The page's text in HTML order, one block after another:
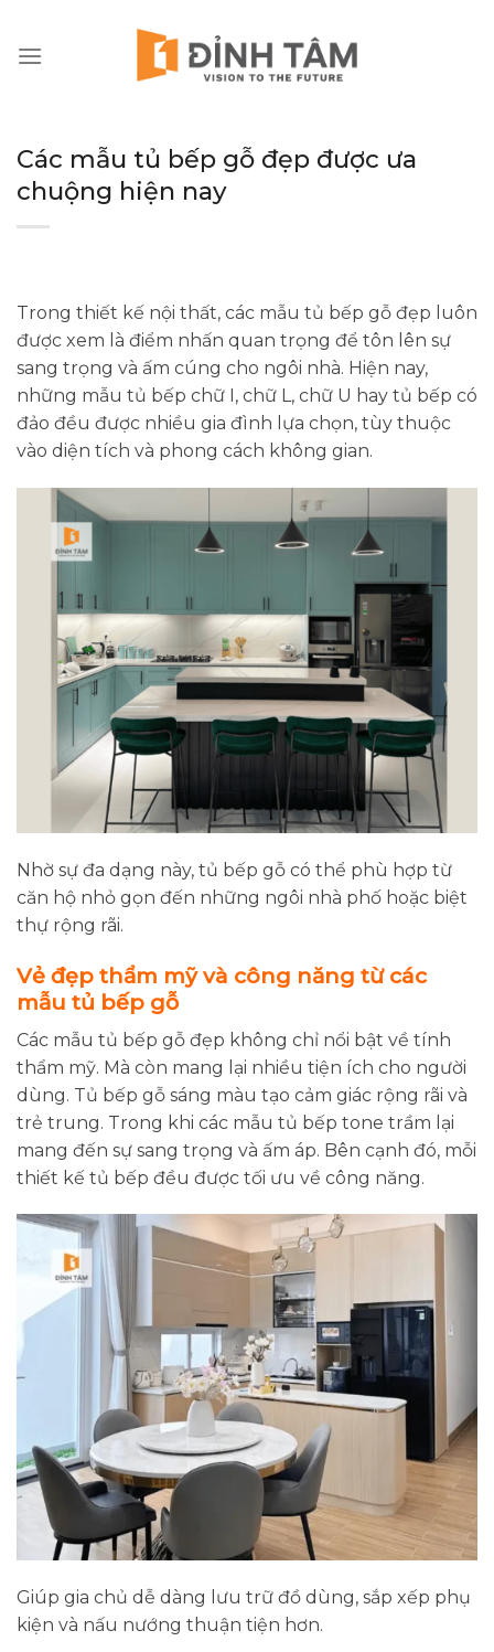
nội
Các mẫu tủ bếp gỗ đẹp được ưa
chuộng hiện nay
Trong thiết kế nội thất, các mẫu tủ bếp gỗ đẹp luôn
được xem là điểm nhấn quan trọng để tôn lên sự
sang trọng và ấm cúng cho ngôi nhà. Hiện nay,
những mẫu tủ bếp chữ I, chữ L, chữ U hay tủ bếp có
đảo đều được nhiều gia đình lựa chọn, tùy thuộc
vào diện tích và phong cách không gian.
Nhờ sự đa dạng này, tủ bếp gỗ có thể phù hợp từ
căn hộ nhỏ gọn đến những ngôi nhà phố hoặc biệt
thự rộng rãi.
Vẻ đẹp thẩm mỹ và công năng từ các
mẫu tủ bếp gỗ
Các mẫu tủ bếp gỗ đẹp không chỉ nổi bật về tính
thẩm mỹ. Mà còn mang lại nhiều tiện ích cho người
dùng. Tủ bếp gỗ sáng màu tạo cảm giác rộng rãi và
trẻ trung. Trong khi các mẫu tủ bếp tone trầm lại
mang đến sự sang trọng và ấm áp. Bên cạnh đó, mỗi
thiết kế tủ bếp đều được tối ưu về công năng.
Giúp gia chủ dễ dàng lưu trữ đồ dùng, sắp xếp phụ
kiện và nấu nướng thuận tiện hơn.